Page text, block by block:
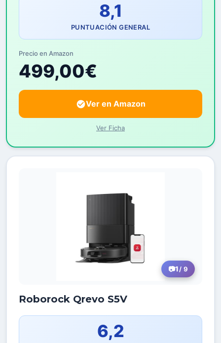
8,1
PUNTUACIÓN GENERAL
Precio en Amazon
499,00€
Ver en Amazon
Ver Ficha
1/ 9
Roborock Qrevo S5V
6,2